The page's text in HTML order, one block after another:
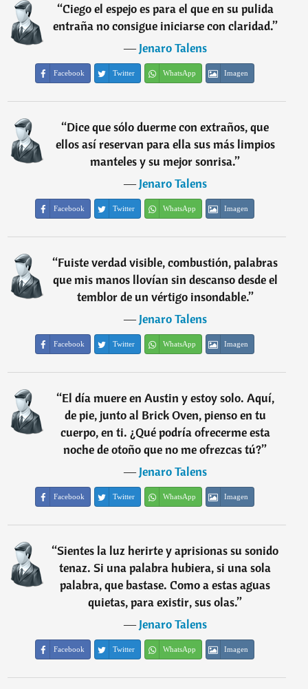
“Ciego el espejo es para el que en su pulida
entraña no consigue iniciarse con claridad.”
―Jenaro Talens
Facebook Twitter WhatsApp Imagen
“Dice que sólo duerme con extraños, que
ellos así reservan para ella sus más limpios
manteles y su mejor sonrisa.”
―Jenaro Talens
Facebook Twitter WhatsApp Imagen
“Fuiste verdad visible, combustión, palabras
que mis manos llovían sin descanso desde el
temblor de un vértigo insondable.”
―Jenaro Talens
Facebook Twitter WhatsApp Imagen
“El día muere en Austin y estoy solo. Aquí,
de pie, junto al Brick Oven, pienso en tu
cuerpo, en ti. ¿Qué podría ofrecerme esta
noche de otoño que no me ofrezcas tú?”
―Jenaro Talens
Facebook Twitter WhatsApp Imagen
“Sientes la luz herirte y aprisionas su sonido
tenaz. Si una palabra hubiera, si una sola
palabra, que bastase. Como a estas aguas
quietas, para existir, sus olas.”
―Jenaro Talens
Facebook Twitter WhatsApp Imagen